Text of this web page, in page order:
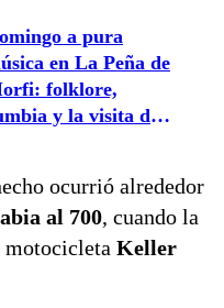
a pura
en La Peña de
folklore,
y la visita de
ocurrió alrededor
al 700, cuando la
motocicleta Keller